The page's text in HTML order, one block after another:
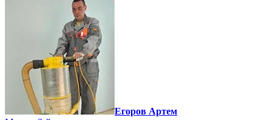
Егоров Артем